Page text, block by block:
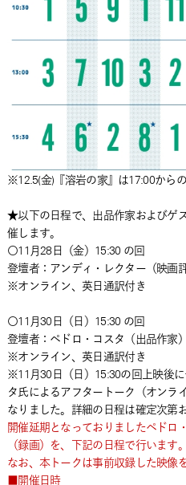
※12.5(金)『溶岩の家』は17:00から
★以下の日程で、出品作家およびゲ
催します。
〇11月28日（金）15:30 の回
登壇者：アンディ・レクター（映画
※オンライン、英日通訳付き
〇11月30日（日）15:30 の回
登壇者：ペドロ・コスタ（出品作家）
※オンライン、英日通訳付き
※11月30日（日）15:30の回上映後
タ氏によるアフタートーク（オンラ
なりました。詳細の日程は確定次第
開催延期となっておりましたペドロ
（録画）を、下記の日程で行います。
なお、本トークは事前収録した映像
■開催日時